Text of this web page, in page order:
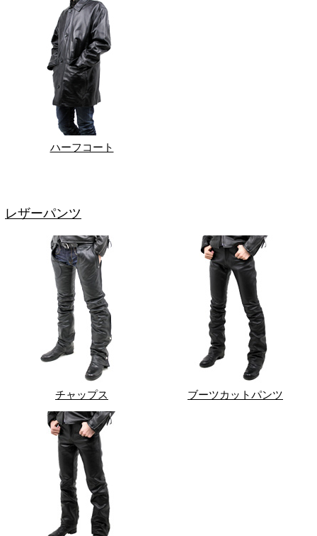
ハーフコート
レザーパンツ
チャップス ブーツカットパンツ